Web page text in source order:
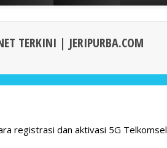
TERKINI | JERIPURBA.COM
registrasi dan aktivasi 5G Telkomsel